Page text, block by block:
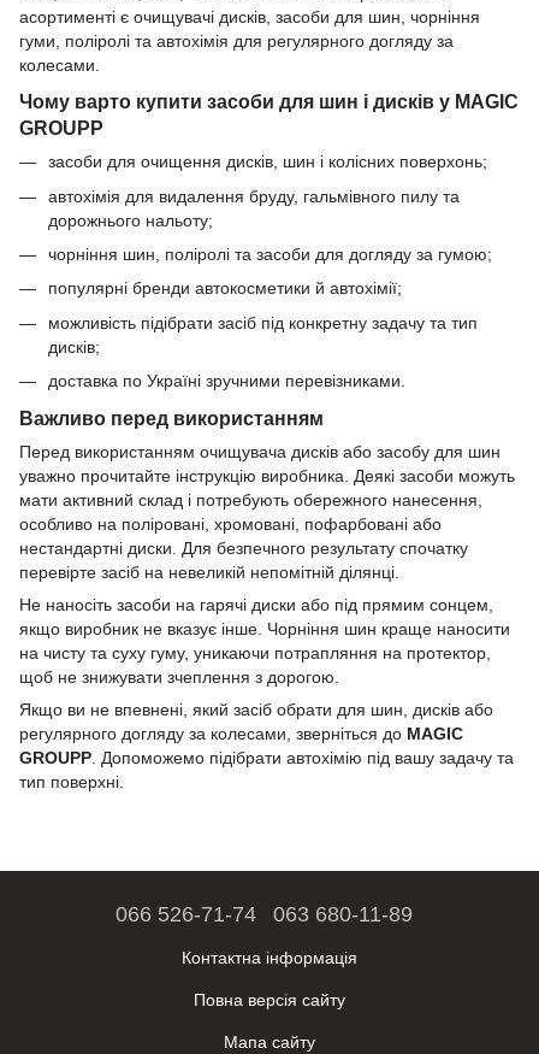
асортименті є очищувачі дисків, засоби для шин, чорніння
гуми, поліролі та автохімія для регулярного догляду за
колесами.
Чому варто купити засоби для шин і дисків у MAGIC
GROUPP
засоби для очищення дисків, шин і колісних поверхонь;
автохімія для видалення бруду, гальмівного пилу та
дорожнього нальоту;
чорніння шин, поліролі та засоби для догляду за гумою;
популярні бренди автокосметики й автохімії;
можливість підібрати засіб під конкретну задачу та тип
дисків;
доставка по Україні зручними перевізниками.
Важливо перед використанням
Перед використанням очищувача дисків або засобу для шин
уважно прочитайте інструкцію виробника. Деякі засоби можуть
мати активний склад і потребують обережного нанесення,
особливо на поліровані, хромовані, пофарбовані або
нестандартні диски. Для безпечного результату спочатку
перевірте засіб на невеликій непомітній ділянці.
Не наносіть засоби на гарячі диски або під прямим сонцем,
якщо виробник не вказує інше. Чорніння шин краще наносити
на чисту та суху гуму, уникаючи потрапляння на протектор,
щоб не знижувати зчеплення з дорогою.
Якщо ви не впевнені, який засіб обрати для шин, дисків або
регулярного догляду за колесами, зверніться до MAGIC
GROUPP . Допоможемо підібрати автохімію під вашу задачу та
тип поверхні.
066 526-71-74 063 680-11-89
Контактна інформація
Повна версія сайту
Мапа сайту